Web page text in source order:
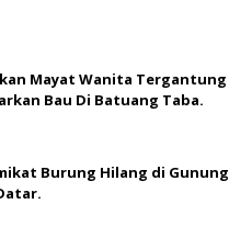
Mayat Wanita Tergantung
Bau Di Batuang Taba.
Burung Hilang di Gunung